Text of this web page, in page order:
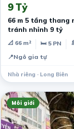
9 Tỷ
66 m 5 tầng thang
tránh nhỉnh 9 tỷ
📐 66 m² 🛏 5 PN
📍Ngô gia tự
Nhà riêng · Long Biên
Môi giới